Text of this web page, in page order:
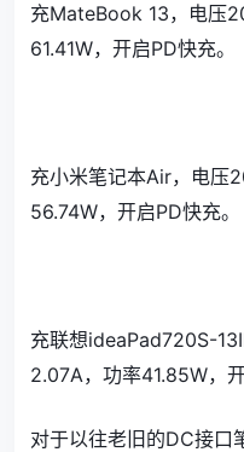
充MateBook 13，电压
61.41W，开启PD快充。
充小米笔记本Air，电压
56.74W，开启PD快充。
充联想ideaPad720S-
2.07A，功率41.85W，开
对于以往老旧的DC接口